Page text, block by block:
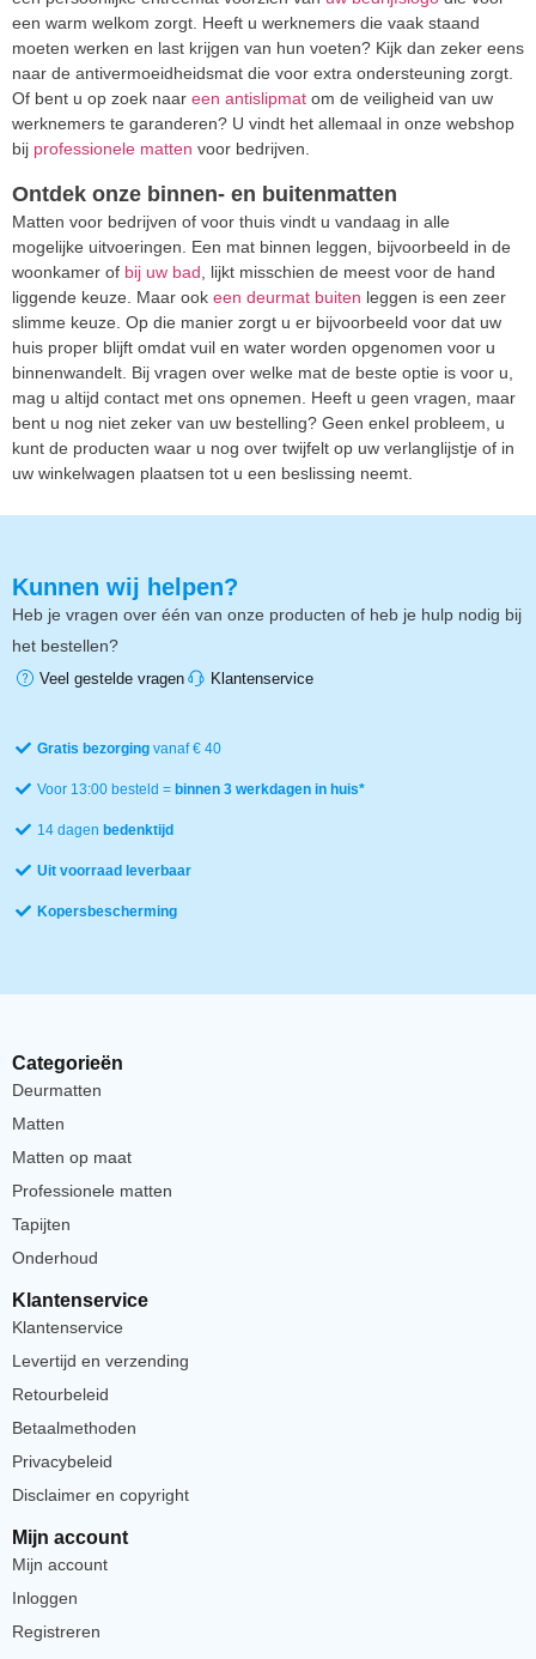
een warm welkom zorgt. Heeft u werknemers die vaak staand
moeten werken en last krijgen van hun voeten? Kijk dan zeker eens
naar de antivermoeidheidsmat die voor extra ondersteuning zorgt.
Of bent u op zoek naar een antislipmat om de veiligheid van uw
werknemers te garanderen? U vindt het allemaal in onze webshop
bij professionele matten voor bedrijven.
Ontdek onze binnen- en buitenmatten
Matten voor bedrijven of voor thuis vindt u vandaag in alle
mogelijke uitvoeringen. Een mat binnen leggen, bijvoorbeeld in de
woonkamer of bij uw bad , lijkt misschien de meest voor de hand
liggende keuze. Maar ook een deurmat buiten leggen is een zeer
slimme keuze. Op die manier zorgt u er bijvoorbeeld voor dat uw
huis proper blijft omdat vuil en water worden opgenomen voor u
binnenwandelt. Bij vragen over welke mat de beste optie is voor u,
mag u altijd contact met ons opnemen. Heeft u geen vragen, maar
bent u nog niet zeker van uw bestelling? Geen enkel probleem, u
kunt de producten waar u nog over twijfelt op uw verlanglijstje of in
uw winkelwagen plaatsen tot u een beslissing neemt.
Kunnen wij helpen?
Heb je vragen over één van onze producten of heb je hulp nodig bij
het bestellen?
Veel gestelde vragen Klantenservice
Gratis bezorgingvanaf € 40
Voor 13:00 besteld =binnen 3 werkdagen in huis*
14 dagenbedenktijd
Uit voorraad leverbaar
Kopersbescherming
Categorieën
Deurmatten
Matten
Matten op maat
Professionele matten
Tapijten
Onderhoud
Klantenservice
Klantenservice
Levertijd en verzending
Retourbeleid
Betaalmethoden
Privacybeleid
Disclaimer en copyright
Mijn account
Mijn account
Inloggen
Registreren